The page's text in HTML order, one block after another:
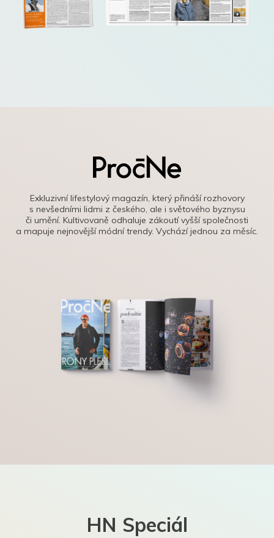
Exkluzivní lifestylový magazín, který přináší rozhovory
s nevšedními lidmi z českého, ale i světového byznysu
či umění. Kultivovaně odhaluje zákoutí vyšší společnosti
a mapuje nejnovější módní trendy. Vychází jednou za měsíc.
HN Speciál